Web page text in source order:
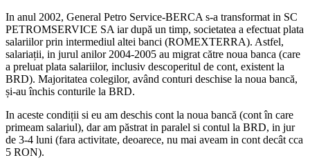
In anul 2002, General Petro Service-BERCA s-a transformat in SC
PETROMSERVICE SA iar după un timp, societatea a efectuat plata
salariilor prin intermediul altei banci (ROMEXTERRA). Astfel,
salariații, in jurul anilor 2004-2005 au migrat către noua banca (care
a preluat plata salariilor, inclusiv descoperitul de cont, existent la
BRD). Majoritatea colegilor, având conturi deschise la noua bancă,
și-au închis conturile la BRD.
In aceste condiții si eu am deschis cont la noua bancă (cont în care
primeam salariul), dar am păstrat in paralel si contul la BRD, in jur
de 3-4 luni (fara activitate, deoarece, nu mai aveam in cont decât cca
5 RON).